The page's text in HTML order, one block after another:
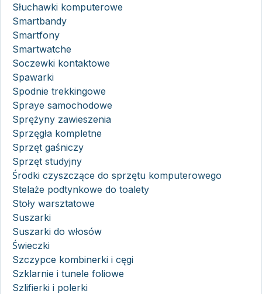
Słuchawki komputerowe
Smartbandy
Smartfony
Smartwatche
Soczewki kontaktowe
Spawarki
Spodnie trekkingowe
Spraye samochodowe
Sprężyny zawieszenia
Sprzęgła kompletne
Sprzęt gaśniczy
Sprzęt studyjny
Środki czyszczące do sprzętu komputerowego
Stelaże podtynkowe do toalety
Stoły warsztatowe
Suszarki
Suszarki do włosów
Świeczki
Szczypce kombinerki i cęgi
Szklarnie i tunele foliowe
Szlifierki i polerki